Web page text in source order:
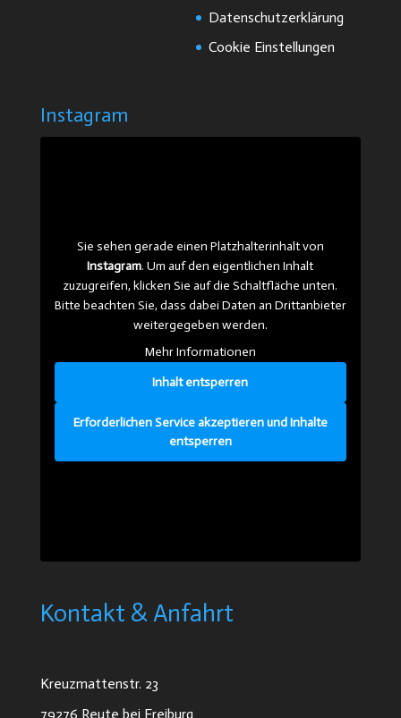
Datenschutzerklärung
Cookie Einstellungen
Instagram
Sie sehen gerade einen Platzhalterinhalt von
Instagram. Um auf den eigentlichen Inhalt
zuzugreifen, klicken Sie auf die Schaltfläche unten.
Bitte beachten Sie, dass dabei Daten an Drittanbieter
weitergegeben werden.
Mehr Informationen
Inhalt entsperren
Erforderlichen Service akzeptieren und Inhalte
entsperren
Kontakt & Anfahrt
Kreuzmattenstr. 23
79276 Reute bei Freiburg